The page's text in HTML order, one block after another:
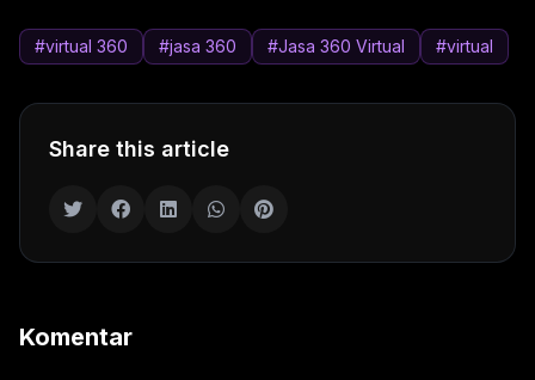
#virtual 360 #jasa 360 #Jasa 360 Virtual #virtual
Share this article
Komentar